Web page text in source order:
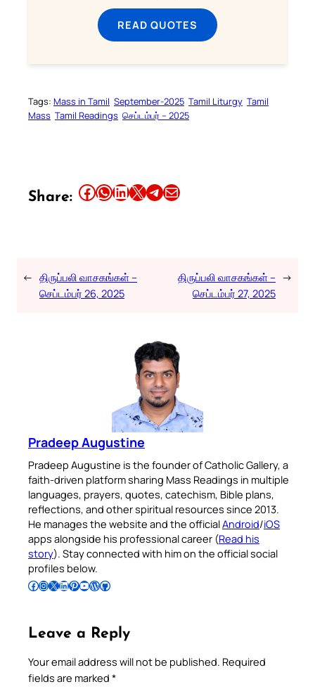
READ QUOTES
Tags: Mass in Tamil September-2025 Tamil Liturgy Tamil
Mass Tamil Readings செப்டம்பர் – 2025
Share: Share this article on Facebook Share this article on WhatsApp Share this article on LinkedIn Share this article on X Share this article on TelegramEmail this Article
← திருப்பலி வாசகங்கள் –
செப்டம்பர் 26, 2025
திருப்பலி வாசகங்கள் –
செப்டம்பர் 27, 2025
→
Pradeep Augustine
Pradeep Augustine is the founder of Catholic Gallery, a
faith-driven platform sharing Mass Readings in multiple
languages, prayers, quotes, catechism, Bible plans,
reflections, and other spiritual resources since 2013.
He manages the website and the officialAndroid/iOS
apps alongside his professional career (Read his
story). Stay connected with him on the official social
profiles below.
Follow Pradeep on Facebook Follow Pradeep on InstagramFollow Pradeep on X Follow Pradeep on LinkedIn Follow Pradeep on Pinterest Subscribe to Pradeep’s Youtube Channel Follow Pradeep on WordPress Follow Pradeep on GitHub
Leave a Reply
Your email address will not be published. Required
fields are marked *